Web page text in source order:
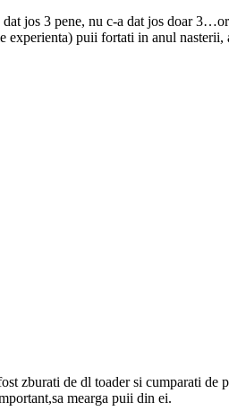
jos 3 pene, nu c-a dat jos doar
experienta) puii fortati in anul
zburati de dl toader si cumparati de
mearga puii din ei.